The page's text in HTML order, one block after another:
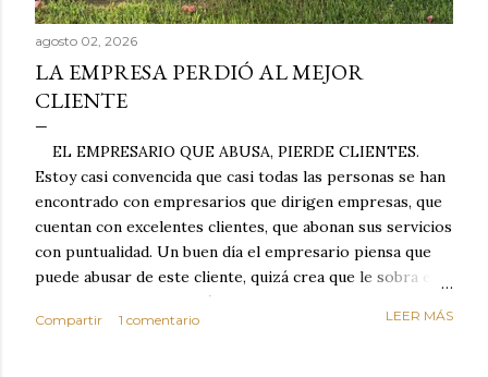
agosto 02, 2026
LA EMPRESA PERDIÓ AL MEJOR
CLIENTE
EL EMPRESARIO QUE ABUSA, PIERDE CLIENTES.
Estoy casi convencida que casi todas las personas se han
encontrado con empresarios que dirigen empresas, que
cuentan con excelentes clientes, que abonan sus servicios
con puntualidad. Un buen día el empresario piensa que
puede abusar de este cliente, quizá crea que le sobra el
dinero porque la mayoría de los otros pagan mal y
tarde y en ocasiones ni abonan los servicios. Cuando una
Compartir 1 comentario LEER MÁS